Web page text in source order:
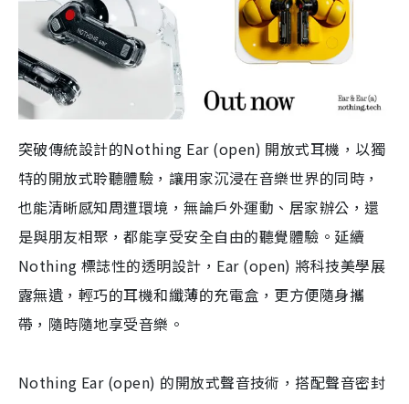
突破傳統設計的Nothing Ear (open) 開放式耳機，以獨
特的開放式聆聽體驗，讓用家沉浸在音樂世界的同時，
也能清晰感知周遭環境，無論戶外運動、居家辦公，還
是與朋友相聚，都能享受安全自由的聽覺體驗。延續
Nothing 標誌性的透明設計，Ear (open) 將科技美學展
露無遺，輕巧的耳機和纖薄的充電盒，更方便隨身攜
帶，隨時隨地享受音樂。
Nothing Ear (open) 的開放式聲音技術，搭配聲音密封